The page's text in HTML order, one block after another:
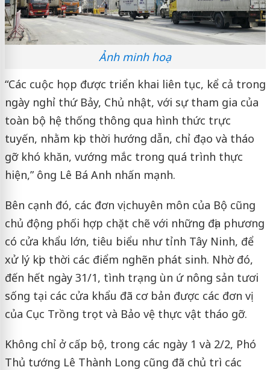
Ảnh minh hoạ
“Các cuộc họp được triển khai liên tục, kể cả trong
ngày nghỉ thứ Bảy, Chủ nhật, với sự tham gia của
toàn bộ hệ thống thông qua hình thức trực
tuyến, nhằm kịp thời hướng dẫn, chỉ đạo và tháo
gỡ khó khăn, vướng mắc trong quá trình thực
hiện,” ông Lê Bá Anh nhấn mạnh.
Bên cạnh đó, các đơn vị chuyên môn của Bộ cũng
chủ động phối hợp chặt chẽ với những địa phương
có cửa khẩu lớn, tiêu biểu như tỉnh Tây Ninh, để
xử lý kịp thời các điểm nghẽn phát sinh. Nhờ đó,
đến hết ngày 31/1, tình trạng ùn ứ nông sản tươi
sống tại các cửa khẩu đã cơ bản được các đơn vị
của Cục Trồng trọt và Bảo vệ thực vật tháo gỡ.
Không chỉ ở cấp bộ, trong các ngày 1 và 2/2, Phó
Thủ tướng Lê Thành Long cũng đã chủ trì các